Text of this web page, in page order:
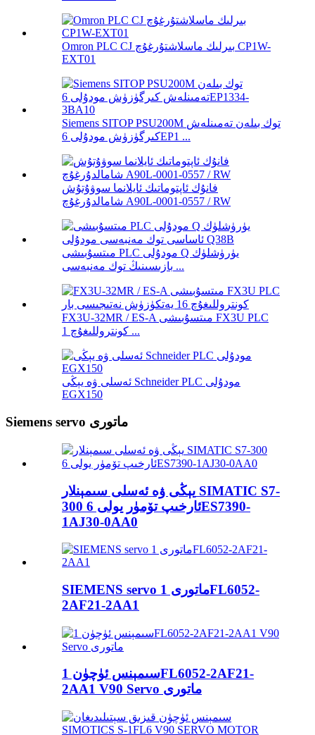
Omron PLC CJ بىرلىك ماسلاشتۇرغۇچ CP1W-
EXT01
Siemens SITOP PSU200M توك بىلەن تەمىنلەش
كىرگۈزۈش مودۇلى 6EP1 ...
فانۇك ئاپتوماتىك ئايلانما سوۋۇتۇش
شامالدۇرغۇچ A90L-0001-0557 / RW
مىتسۇبىشى PLC مودۇلى Q يۈرۈشلۈك
بازىسىنىڭ توك مەنبەسى ...
FX3U-32MR / ES-A مىتسۇبىشى FX3U PLC
كونتروللىغۇچ 1 ...
ئەسلى ۋە يېڭى Schneider PLC مودۇلى
EGX150
Siemens servo ماتورى
يېڭى ۋە ئەسلى سىمېنلار SIMATIC S7-
300 ئارخىپ تۆمۈر يولى 6ES7390-
1AJ30-0AA0
SIEMENS servo ماتورى 1FL6052-
2AF21-2AA1
سىمېنس ئۈچۈن 1FL6052-2AF21-
2AA1 V90 Servo ماتورى